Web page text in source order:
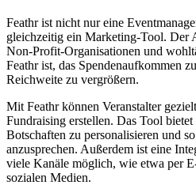
Feathr ist nicht nur eine
gleichzeitig ein Marketing-Tool. Der
Non-Profit-Organisationen und
Feathr ist, das Spendenaufkommen
Reichweite zu vergrößern.
Mit Feathr können Veranstalter
Fundraising erstellen. Das Tool
Botschaften zu personalisieren und
anzusprechen. Außerdem ist eine
viele Kanäle möglich, wie etwa per
sozialen Medien.